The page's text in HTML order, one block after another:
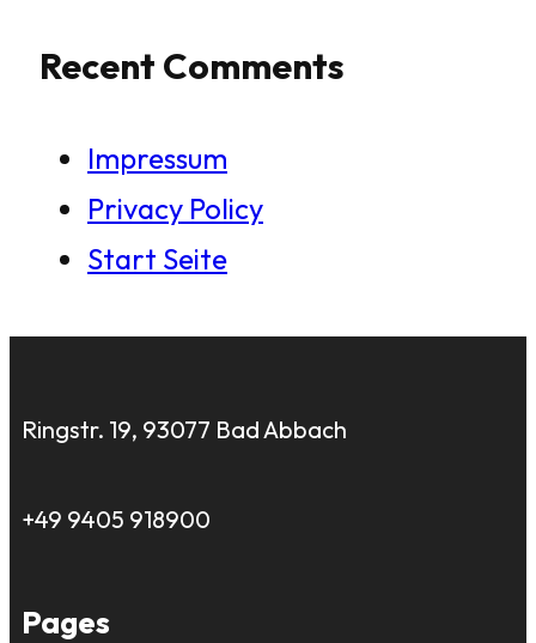
Recent Comments
Impressum
Privacy Policy
Start Seite
Ringstr. 19, 93077 Bad Abbach
+49 9405 918900
Pages